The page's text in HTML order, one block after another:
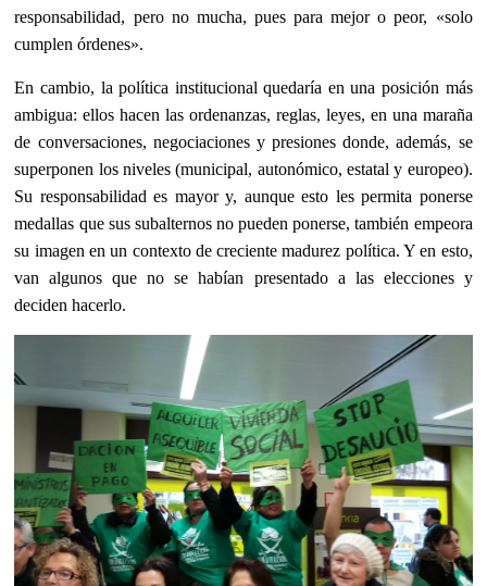
responsabilidad, pero no mucha, pues para mejor o peor, «solo
cumplen órdenes».
En cambio, la política institucional quedaría en una posición más
ambigua: ellos hacen las ordenanzas, reglas, leyes, en una maraña
de conversaciones, negociaciones y presiones donde, además, se
superponen los niveles (municipal, autonómico, estatal y europeo).
Su responsabilidad es mayor y, aunque esto les permita ponerse
medallas que sus subalternos no pueden ponerse, también empeora
su imagen en un contexto de creciente madurez política. Y en esto,
van algunos que no se habían presentado a las elecciones y
deciden hacerlo.